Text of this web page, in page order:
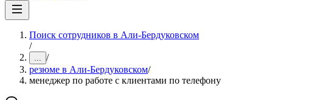
Поиск сотрудников в Али-Бердуковском
/
... /
резюме в Али-Бердуковском/
менеджер по работе с клиентами по телефону